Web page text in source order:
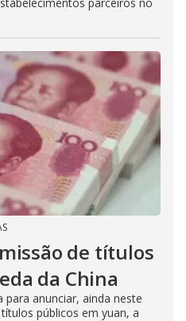
de títulos
da China
anunciar, ainda neste
públicos em yuan, a